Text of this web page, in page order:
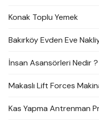
Konak Toplu Yemek
Bakırköy Evden Eve
İnsan Asansörleri Nedir ?
Makaslı Lift Forces
Kas Yapma Antrenman